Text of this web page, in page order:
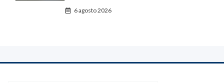
6 agosto 2026